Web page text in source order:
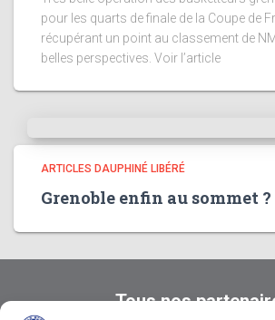
pour les quarts de finale de la Coupe de
récupérant un point au classement de
belles perspectives. Voir l’article
ARTICLES DAUPHINÉ LIBÉRÉ
Grenoble enfin au sommet ?
Tous nos